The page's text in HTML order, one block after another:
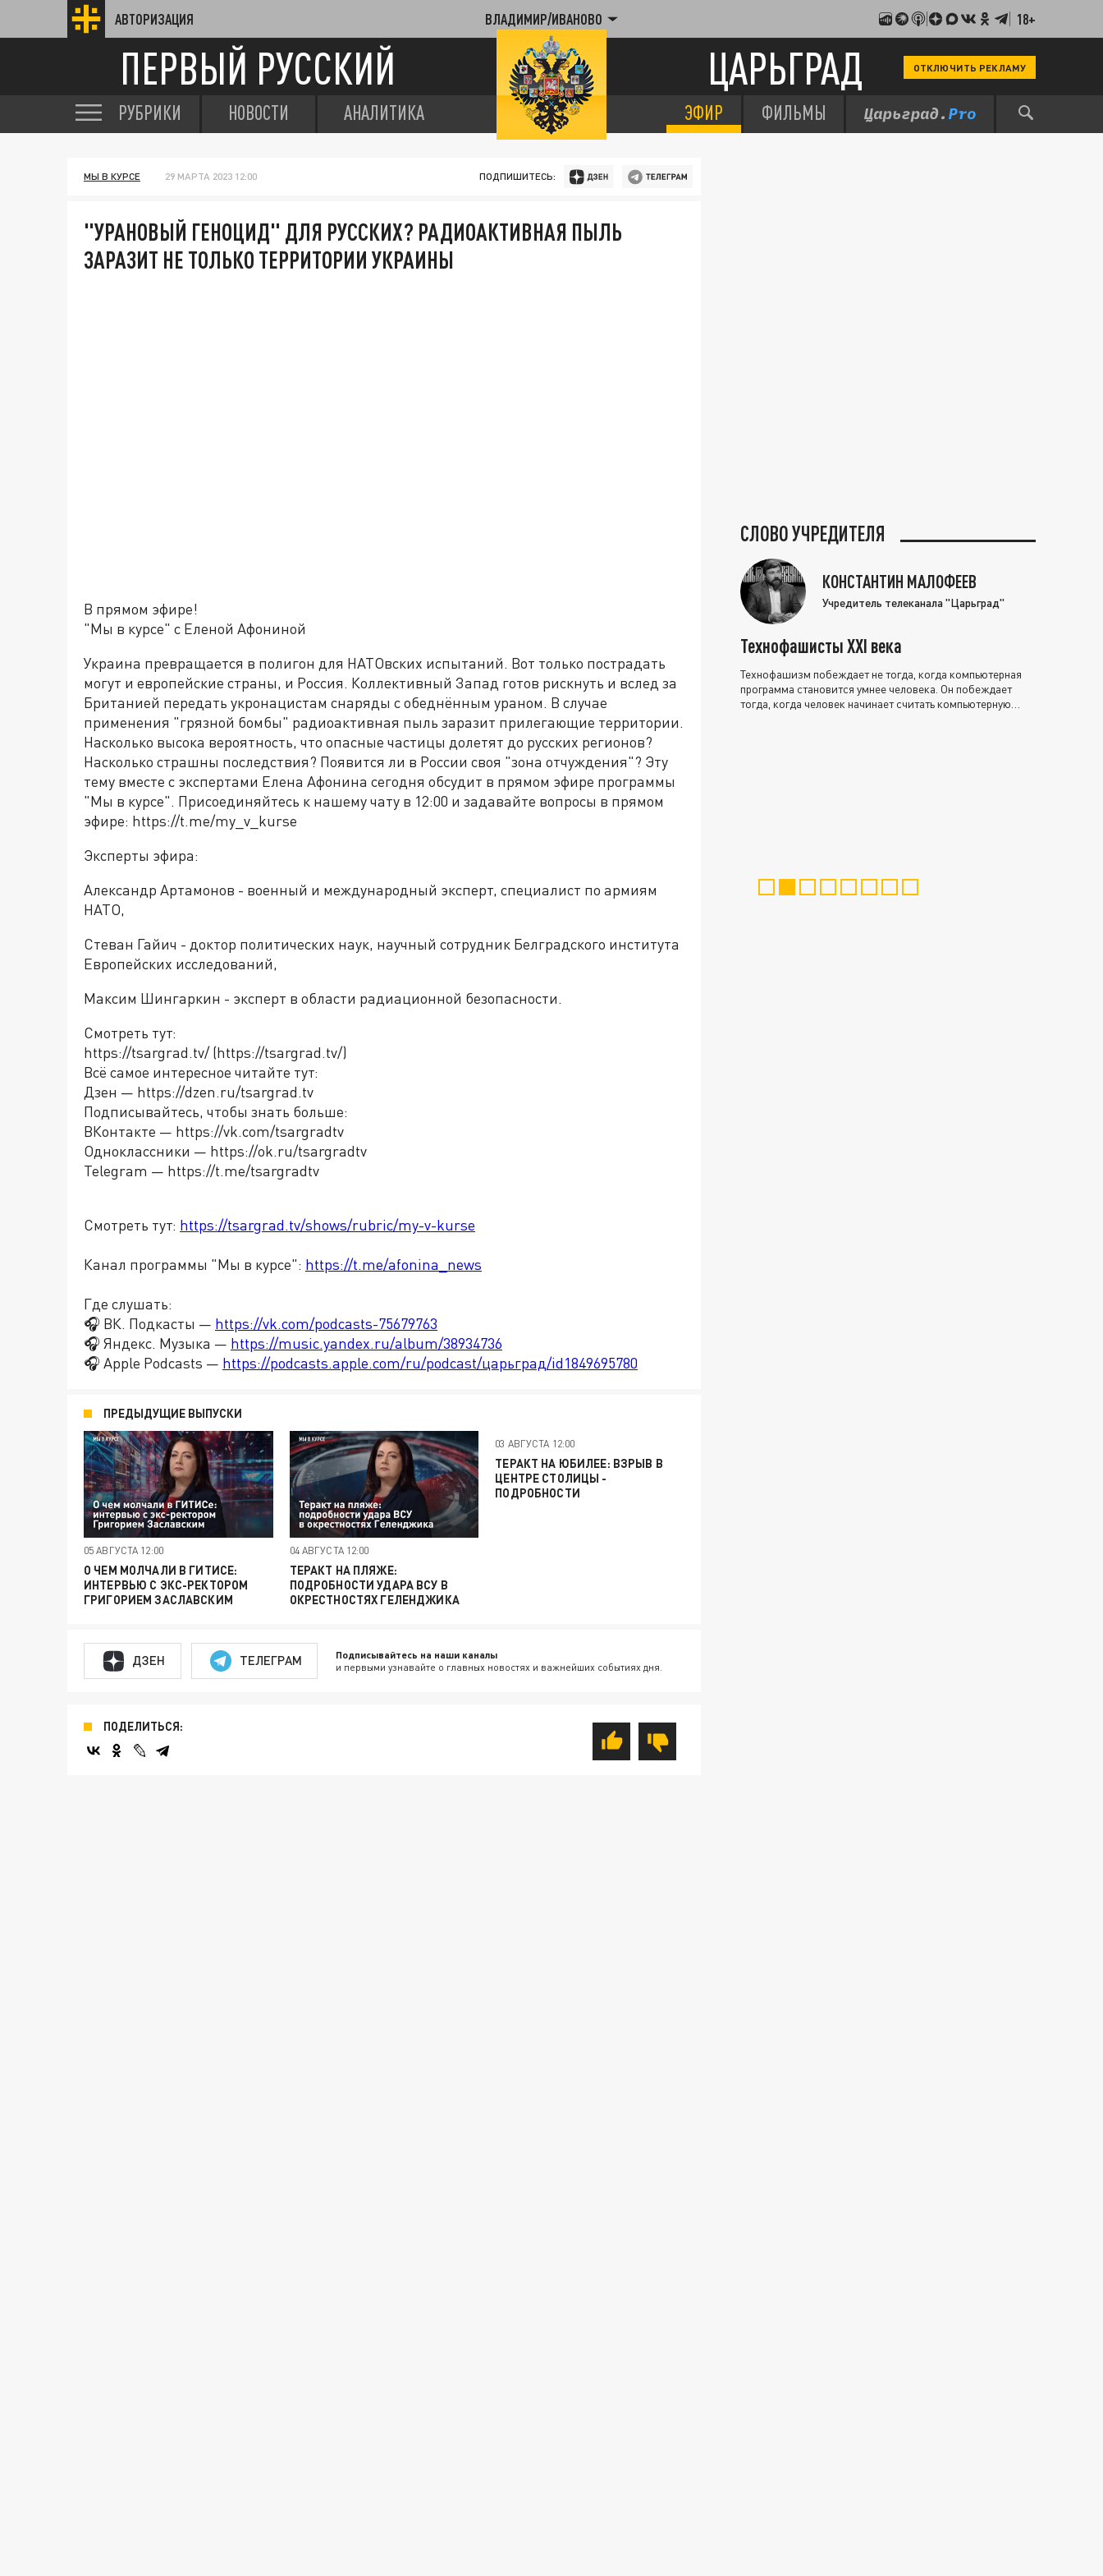
АВТОРИЗАЦИЯ ВЛАДИМИР/ИВАНОВО 18+
ПЕРВЫЙ РУССКИЙ ЦАРЬГРАД ОТКЛЮЧИТЬ РЕКЛАМУ
РУБРИКИ НОВОСТИ АНАЛИТИКА ЭФИР ФИЛЬМЫ
МЫ В КУРСЕ 29 МАРТА 2023 12:00 ПОДПИШИТЕСЬ:
"УРАНОВЫЙ ГЕНОЦИД" ДЛЯ РУССКИХ? РАДИОАКТИВНАЯ ПЫЛЬ
ЗАРАЗИТ НЕ ТОЛЬКО ТЕРРИТОРИИ УКРАИНЫ
В прямом эфире!
"Мы в курсе" с Еленой Афониной
Украина превращается в полигон для НАТОвских испытаний. Вот только пострадать
могут и европейские страны, и Россия. Коллективный Запад готов рискнуть и вслед за
Британией передать укронацистам снаряды с обеднённым ураном. В случае
применения "грязной бомбы" радиоактивная пыль заразит прилегающие территории.
Насколько высока вероятность, что опасные частицы долетят до русских регионов?
Насколько страшны последствия? Появится ли в России своя "зона отчуждения"? Эту
тему вместе с экспертами Елена Афонина сегодня обсудит в прямом эфире программы
"Мы в курсе". Присоединяйтесь к нашему чату в 12:00 и задавайте вопросы в прямом
эфире: https://t.me/my_v_kurse
Эксперты эфира:
Александр Артамонов - военный и международный эксперт, специалист по армиям
НАТО,
Стеван Гайич - доктор политических наук, научный сотрудник Белградского института
Европейских исследований,
Максим Шингаркин - эксперт в области радиационной безопасности.
Смотреть тут:
https://tsargrad.tv/ (https://tsargrad.tv/)
Всё самое интересное читайте тут:
Дзен — https://dzen.ru/tsargrad.tv
Подписывайтесь, чтобы знать больше:
ВКонтакте — https://vk.com/tsargradtv
Одноклассники — https://ok.ru/tsargradtv
Telegram — https://t.me/tsargradtv
Смотреть тут: https://tsargrad.tv/shows/rubric/my-v-kurse
Канал программы "Мы в курсе": https://t.me/afonina_news
Где слушать:
🎧 ВК. Подкасты — https://vk.com/podcasts-75679763
🎧 Яндекс. Музыка — https://music.yandex.ru/album/38934736
🎧 Apple Podcasts — https://podcasts.apple.com/ru/podcast/царьград/id1849695780
ПРЕДЫДУЩИЕ ВЫПУСКИ
05 АВГУСТА 12:00
О ЧЕМ МОЛЧАЛИ В ГИТИСЕ:
ИНТЕРВЬЮ С ЭКС-РЕКТОРОМ
ГРИГОРИЕМ ЗАСЛАВСКИМ
04 АВГУСТА 12:00
ТЕРАКТ НА ПЛЯЖЕ:
ПОДРОБНОСТИ УДАРА ВСУ В
ОКРЕСТНОСТЯХ ГЕЛЕНДЖИКА
03 АВГУСТА 12:00
ТЕРАКТ НА ЮБИЛЕЕ: ВЗРЫВ В
ЦЕНТРЕ СТОЛИЦЫ -
ПОДРОБНОСТИ
ДЗЕН ТЕЛЕГРАМ Подписывайтесь на наши каналы
и первыми узнавайте о главных новостях и важнейших событиях дня.
ПОДЕЛИТЬСЯ:
СЛОВО УЧРЕДИТЕЛЯ
КОНСТАНТИН МАЛОФЕЕВ
Учредитель телеканала "Царьград"
Технофашисты XXI века
Технофашизм побеждает не тогда, когда компьютерная
программа становится умнее человека. Он побеждает
тогда, когда человек начинает считать компьютерную